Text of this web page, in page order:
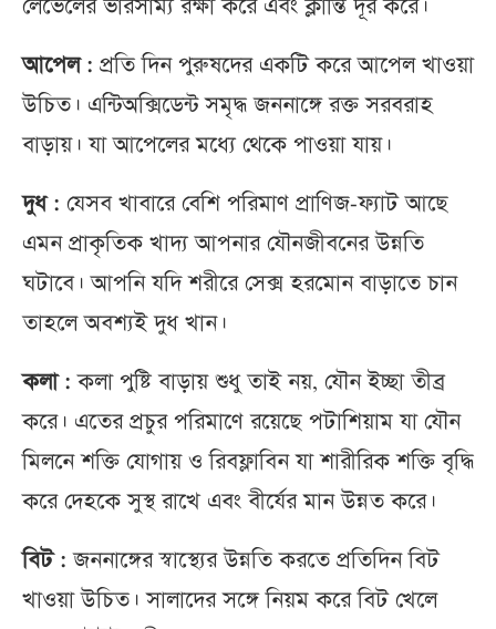
লেভেলের ভারসাম্য রক্ষা করে এবং ক্লান্তি দূর করে।
আপেল : প্রতি দিন পুরুষদের একটি করে আপেল খাওয়া
উচিত। এন্টিঅক্সিডেন্ট সমৃদ্ধ জননাঙ্গে রক্ত সরবরাহ
বাড়ায়। যা আপেলের মধ্যে থেকে পাওয়া যায়।
দুধ : যেসব খাবারে বেশি পরিমাণ প্রাণিজ-ফ্যাট আছে
এমন প্রাকৃতিক খাদ্য আপনার যৌনজীবনের উন্নতি
ঘটাবে। আপনি যদি শরীরে সেক্স হরমোন বাড়াতে চান
তাহলে অবশ্যই দুধ খান।
কলা :কলা পুষ্টি বাড়ায় শুধু তাই নয়, যৌন ইচ্ছা তীব্র
করে। এতের প্রচুর পরিমাণে রয়েছে পটাশিয়াম যা যৌন
মিলনে শক্তি যোগায় ও রিবফ্লাবিন যা শারীরিক শক্তি বৃদ্ধি
করে দেহকে সুস্থ রাখে এবং বীর্যের মান উন্নত করে।
বিট : জননাঙ্গের স্বাস্থ্যের উন্নতি করতে প্রতিদিন বিট
খাওয়া উচিত। সালাদের সঙ্গে নিয়ম করে বিট খেলে